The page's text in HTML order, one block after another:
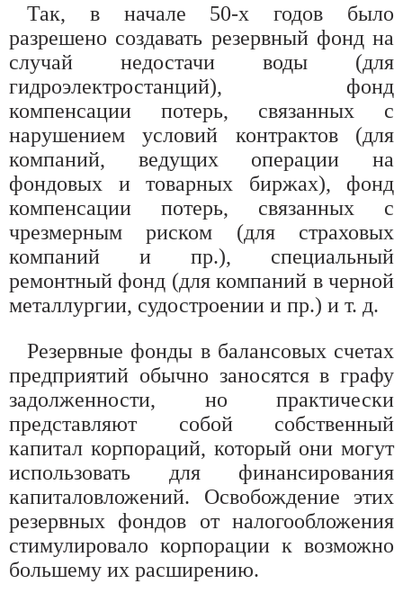
Так, в начале 50-х годов было
разрешено создавать резервный фонд на
случай недостачи воды (для
гидроэлектростанций), фонд
компенсации потерь, связанных с
нарушением условий контрактов (для
компаний, ведущих операции на
фондовых и товарных биржах), фонд
компенсации потерь, связанных с
чрезмерным риском (для страховых
компаний и пр.), специальный
ремонтный фонд (для компаний в черной
металлургии, судостроении и пр.) и т. д.
Резервные фонды в балансовых счетах
предприятий обычно заносятся в графу
задолженности, но практически
представляют собой собственный
капитал корпораций, который они могут
использовать для финансирования
капиталовложений. Освобождение этих
резервных фондов от налогообложения
стимулировало корпорации к возможно
большему их расширению.